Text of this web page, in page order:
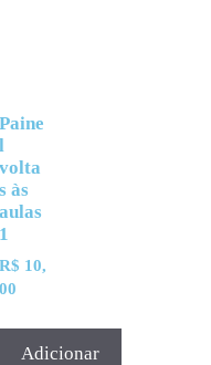
Paine
l
volta
s às
aulas
1
R$ 10,
00
Adicionar